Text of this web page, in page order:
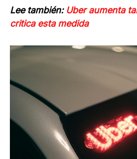
Lee también: Uber aumenta
critica esta medida